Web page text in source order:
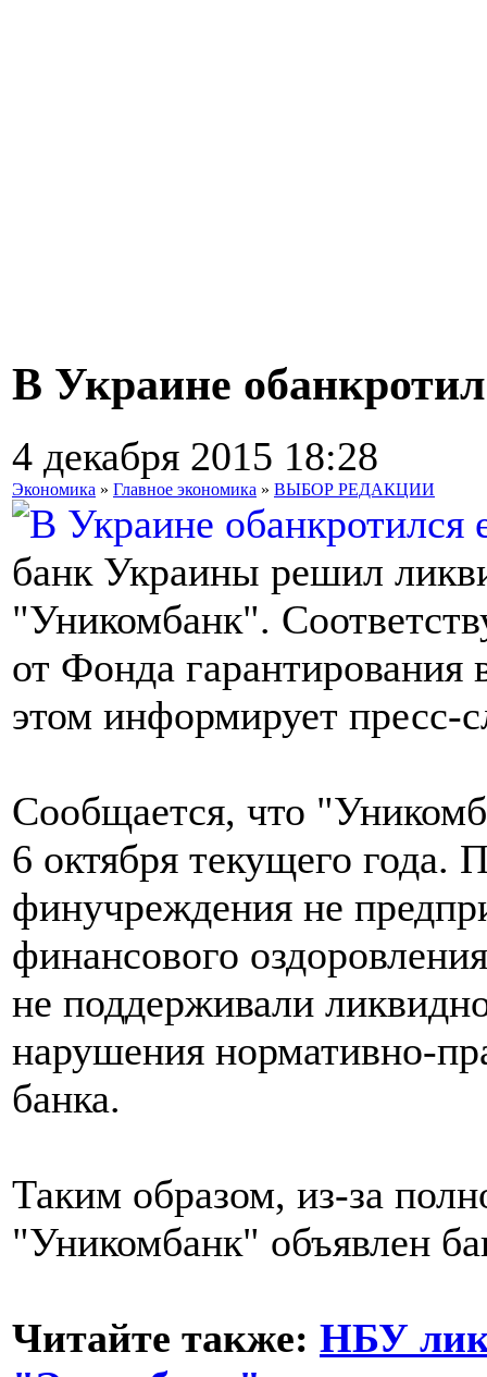
В Украине
4 декабря 2015 18:28
Экономика » Главное экономика » ВЫБОР РЕДАКЦИИ
банк Украины решил
"Уникомбанк".
от Фонда
этом информирует пресс-
Сообщается, что
6 октября текущего года.
финучреждения не
финансового
не поддерживали
нарушения нормативно-
банка.
Таким образом, из-за
"Уникомбанк" объявлен
Читайте также: НБУ